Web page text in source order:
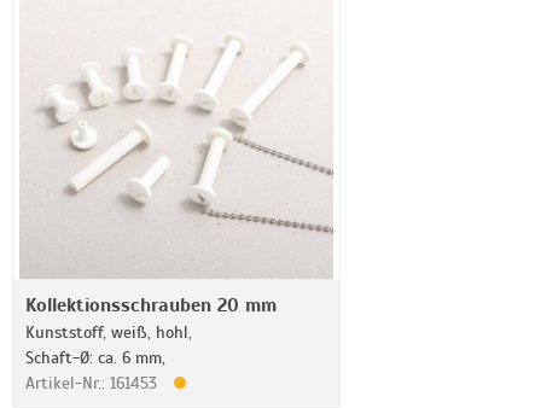
Kollektionsschrauben 20 mm
Kunststoff, weiß, hohl,
Schaft-Ø: ca. 6 mm,
Artikel-Nr.: 161453